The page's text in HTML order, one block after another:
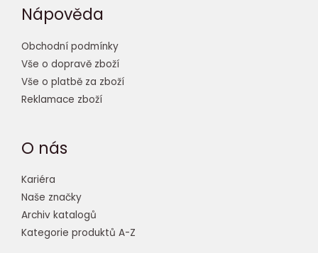
Nápověda
Obchodní podmínky
Vše o dopravě zboží
Vše o platbě za zboží
Reklamace zboží
O nás
Kariéra
Naše značky
Archiv katalogů
Kategorie produktů A-Z